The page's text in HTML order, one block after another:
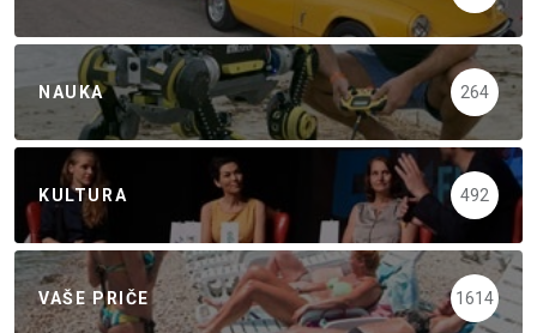
NAUKA 264
KULTURA 492
VAŠE PRIČE 1614